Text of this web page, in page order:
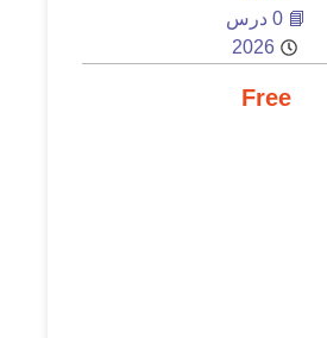
📘 0 درس
2026
Free